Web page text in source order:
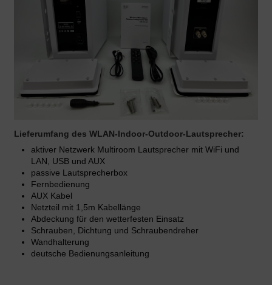
Lieferumfang des WLAN-Indoor-Outdoor-Lautsprecher:
aktiver Netzwerk Multiroom Lautsprecher mit WiFi und
LAN, USB und AUX
passive Lautsprecherbox
Fernbedienung
AUX Kabel
Netzteil mit 1,5m Kabellänge
Abdeckung für den wetterfesten Einsatz
Schrauben, Dichtung und Schraubendreher
Wandhalterung
deutsche Bedienungsanleitung